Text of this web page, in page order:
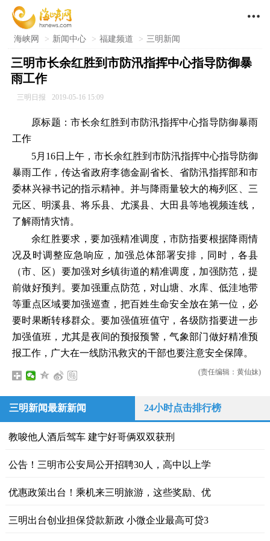

海峡网 > 新闻中心 > 福建频道 > 三明新闻
三明市长余红胜到市防汛指挥中心指导防御暴
雨工作
三明日报 2019-05-16 15:09
原标题：市长余红胜到市防汛指挥中心指导防御暴雨
工作
5月16日上午，市长余红胜到市防汛指挥中心指导防御
暴雨工作，传达省政府李德金副省长、省防汛指挥部和市
委林兴禄书记的指示精神。并与降雨量较大的梅列区、三
元区、明溪县、将乐县、尤溪县、大田县等地视频连线，
了解雨情灾情。
余红胜要求，要加强精准调度，市防指要根据降雨情
况及时调整应急响应，加强总体部署安排，同时，各县
（市、区）要加强对乡镇街道的精准调度，加强防范，提
前做好预判。要加强重点防范，对山塘、水库、低洼地带
等重点区域要加强巡查，把百姓生命安全放在第一位，必
要时果断转移群众。要加强值班值守，各级防指要进一步
加强值班，尤其是夜间的预报预警，气象部门做好精准预
报工作，广大在一线防汛救灾的干部也要注意安全保障。
(责任编辑：黄仙妹)
三明新闻最新新闻 24小时点击排行榜
教唆他人酒后驾车 建宁好哥俩双双获刑
公告！三明市公安局公开招聘30人，高中以上学
优惠政策出台！乘机来三明旅游，这些奖励、优
三明出台创业担保贷款新政 小微企业最高可贷3